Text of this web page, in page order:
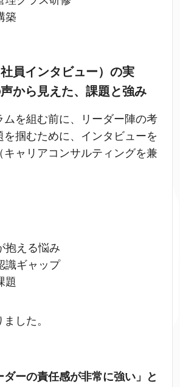
築
社員インタビュー）の実
から見えた、課題と強み
ムを組む前に、リーダー陣の考
を掴むために、インタビューを
キャリアコンサルティングを兼
抱える悩み
識ギャップ
題
した。
ダーの責任感が非常に強い」と